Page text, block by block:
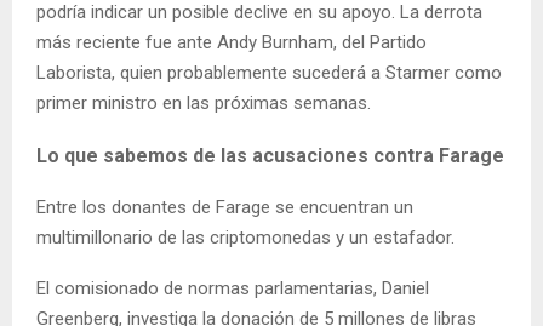
podría indicar un posible declive en su apoyo. La derrota
más reciente fue ante Andy Burnham, del Partido
Laborista, quien probablemente sucederá a Starmer como
primer ministro en las próximas semanas.
Lo que sabemos de las acusaciones contra Farage
Entre los donantes de Farage se encuentran un
multimillonario de las criptomonedas y un estafador.
El comisionado de normas parlamentarias, Daniel
Greenberg, investiga la donación de 5 millones de libras